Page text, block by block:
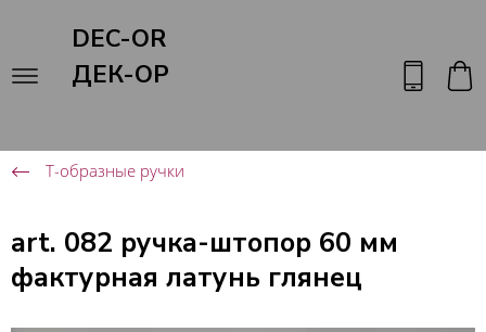
DEC-OR
ДЕК-ОР
Т-образные ручки
art. 082 ручка-штопор 60 мм
фактурная латунь глянец